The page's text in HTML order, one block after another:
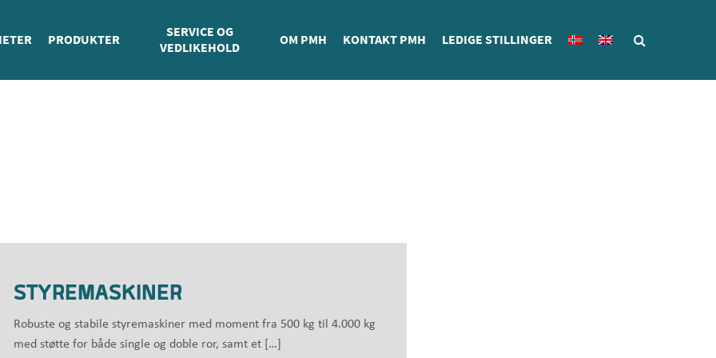
PRODUKTER
SERVICE OG
VEDLIKEHOLD
OM PMH KONTAKT PMH LEDIGE STILLINGER
STYREMASKINER
Robuste og stabile styremaskiner med moment fra 500 kg til 4.000 kg
med støtte for både single og doble ror, samt et […]